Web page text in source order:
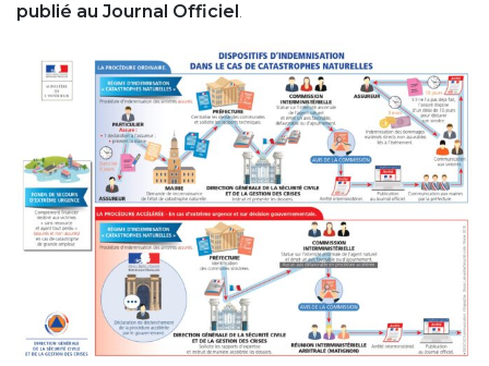
publié au Journal Officiel.